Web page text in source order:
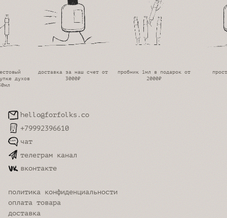
духов
доставка за наш счет от
3000₽
пробник 1мл в подарок от
2000₽
hello@forfolks.co
+79992396610
чат
телеграм канал
вконтакте
политика конфиденциальности
оплата товара
доставка